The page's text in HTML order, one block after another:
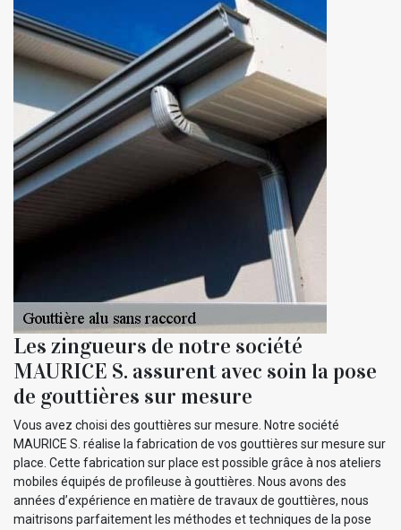
Les zingueurs de notre société
MAURICE S. assurent avec soin la pose
de gouttières sur mesure
Vous avez choisi des gouttières sur mesure. Notre société
MAURICE S. réalise la fabrication de vos gouttières sur mesure sur
place. Cette fabrication sur place est possible grâce à nos ateliers
mobiles équipés de profileuse à gouttières. Nous avons des
années d’expérience en matière de travaux de gouttières, nous
maitrisons parfaitement les méthodes et techniques de la pose